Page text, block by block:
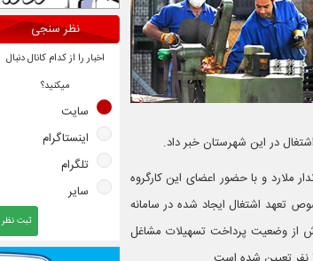
ملارد و با حضور اعضای این کارگروه
تعهد اشتغال ایجاد شده در سامانه
از وضعیت پرداخت تسهیلات مشاغل
نظر سنجی
اخبار را از کدام کانال دنبال
میکنید؟
سایت
اینستاگرام
تلگرام
سایر
ثبت نظر